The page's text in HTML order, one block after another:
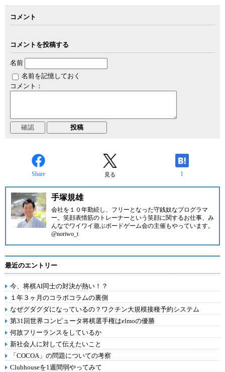
コメント
コメントを投稿する
名前
名前を記憶しておく
コメント：
Share 見る 1
手塚規雄
会社を１０年勤続し、フリーとなった守銭奴なプログラマ
ー。笑顔表情筋のトレーナーという笑顔に関するお仕事、み
んなでワイワイ遊ぶボードゲーム会の主催もやっています。
@noriwo_t
最近のエントリー
今、将棋AI同士の対決が熱い！？
１年３ヶ月のコラボコラムの裏側
なぜグダグダになっているの？ワクチン大規模接種予約システム
第31回世界コンピュータ将棋選手権はelmoの優勝
何故フリーランスをしているか
新社会人に対して伝えたいこと
「COCOA」の問題についての考察
Clubhouseを1週間弱やってみて